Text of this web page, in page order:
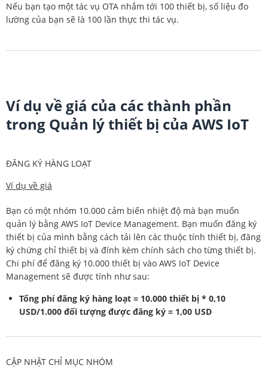
Nếu bạn tạo một tác vụ OTA nhắm tới 100 thiết bị, số liệu đo
lường của bạn sẽ là 100 lần thực thi tác vụ.
Ví dụ về giá của các thành phần
trong Quản lý thiết bị của AWS IoT
ĐĂNG KÝ HÀNG LOẠT
Ví dụ về giá
Bạn có một nhóm 10.000 cảm biến nhiệt độ mà bạn muốn
quản lý bằng AWS IoT Device Management. Bạn muốn đăng ký
thiết bị của mình bằng cách tải lên các thuộc tính thiết bị, đăng
ký chứng chỉ thiết bị và đính kèm chính sách cho từng thiết bị.
Chi phí để đăng ký 10.000 thiết bị vào AWS IoT Device
Management sẽ được tính như sau:
Tổng phí đăng ký hàng loạt = 10.000 thiết bị * 0,10
USD/1.000 đối tượng được đăng ký = 1,00 USD
CẬP NHẬT CHỈ MỤC NHÓM